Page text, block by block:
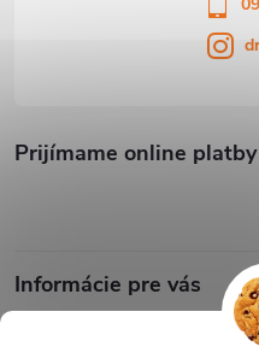
Prijímame online platby
Informácie pre vás